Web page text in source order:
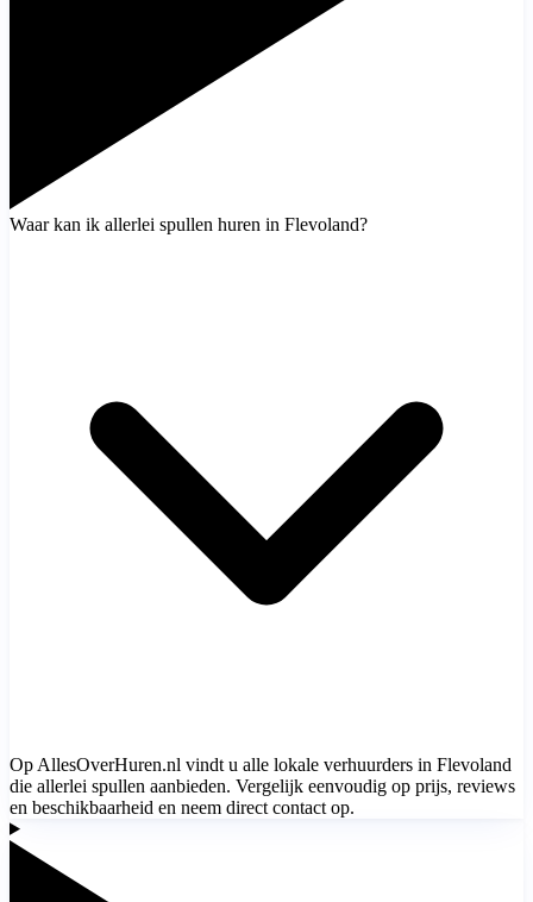
Waar kan ik allerlei spullen huren in Flevoland?
Op AllesOverHuren.nl vindt u alle lokale verhuurders in Flevoland
die allerlei spullen aanbieden. Vergelijk eenvoudig op prijs, reviews
en beschikbaarheid en neem direct contact op.